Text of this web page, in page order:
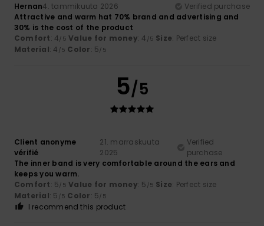
Hernan4. tammikuuta 2026
Verified purchase
Attractive and warm hat 70% brand and advertising and
30% is the cost of the product
Comfort: 4/5 Value for money: 4 /5 Size: Perfect size
Material: 4 /5 Color: 5/5
5/5
Client anonyme
vérifié
21. marraskuuta
2025
Verified
purchase
The inner band is very comfortable around the ears and
keeps you warm.
Comfort: 5/5 Value for money: 5 /5 Size: Perfect size
Material: 5 /5 Color: 5/5
I recommend this product